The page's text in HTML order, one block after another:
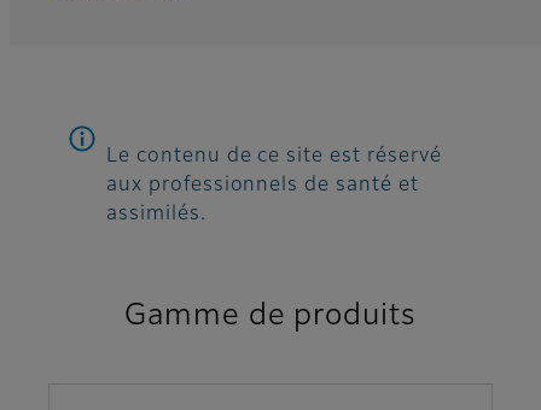
Le contenu de ce site est réservé
aux professionnels de santé et
assimilés.
Gamme de produits